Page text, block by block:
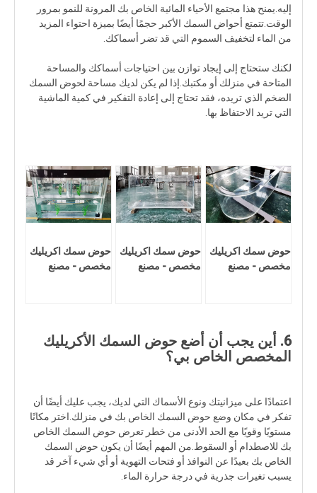
إليه.يمنح هذا مجتمع الأحياء المائية الخاص بك المرونة للنمو بمرور
الوقت.تتمتع أحواض السمك الأكبر حجمًا أيضًا بميزة احتواء المزيد
من الماء لتخفيف السموم التي قد تضر أسماكك.
لكنك ستحتاج إلى إيجاد توازن بين احتياجات أسماكك والمساحة
المتاحة في منزلك أو مكتبك.إذا لم يكن لديك مساحة لحوض السمك
الضخم الذي تريده، فقد تحتاج إلى إعادة التفكير في كمية الماشية
التي تريد الاحتفاظ بها.
حوض سمك اكريليك
مخصص - مصنع
حوض سمك اكريليك
مخصص - مصنع
حوض سمك اكريليك
مخصص - مصنع
6. أين يجب أن أضع حوض السمك الأكريليك
المخصص الخاص بي؟
اعتمادًا على ميزانيتك ونوع الأسماك التي لديك، يجب عليك أيضًا أن
تفكر في مكان وضع حوض السمك الخاص بك في منزلك.اختر مكانًا
مستويًا وقويًا مع الحد الأدنى من خطر تعرض حوض السمك الخاص
بك للاصطدام أو السقوط.من المهم أيضًا أن يكون حوض السمك
الخاص بك بعيدًا عن النوافذ أو فتحات التهوية أو أي شيء آخر قد
يسبب تغيرات جذرية في درجة حرارة الماء.